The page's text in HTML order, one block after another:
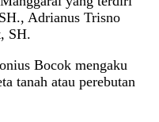
Adrianus Trisno
SH.
Bocok mengaku
tanah atau perebutan